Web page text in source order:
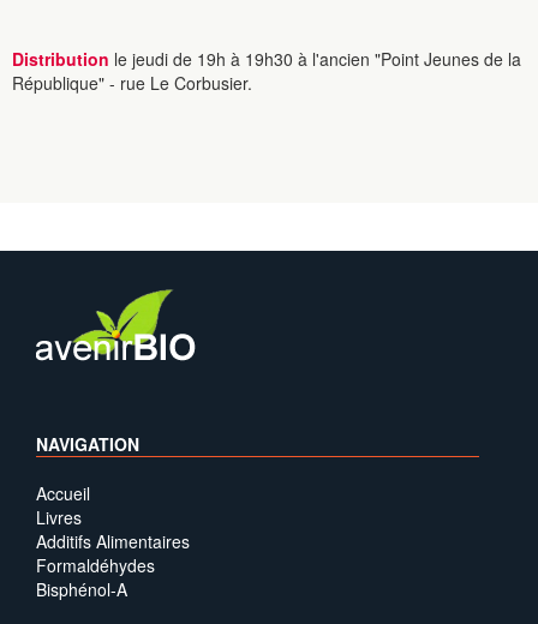
Distribution le jeudi de 19h à 19h30 à l'ancien "Point Jeunes de la
République" - rue Le Corbusier.
NAVIGATION
Accueil
Livres
Additifs Alimentaires
Formaldéhydes
Bisphénol-A